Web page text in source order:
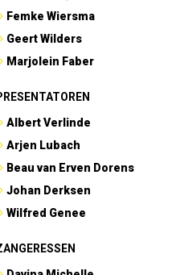
Femke Wiersma
Geert Wilders
Marjolein Faber
Albert Verlinde
Arjen Lubach
Beau van Erven Dorens
Johan Derksen
Wilfred Genee